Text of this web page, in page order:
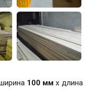
100 ммx длина